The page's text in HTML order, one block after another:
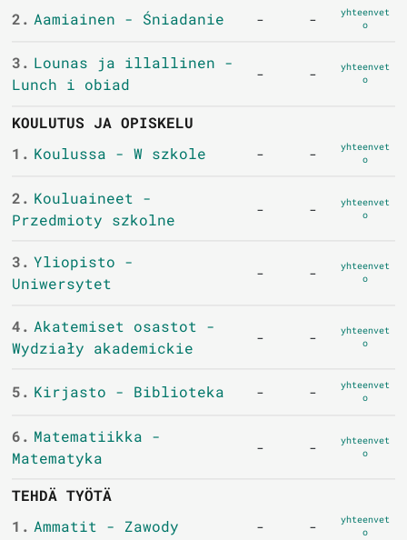
2. Aamiainen - Śniadanie - -
yhteenvet
o
3. Lounas ja illallinen -
Lunch i obiad
- -
yhteenvet
o
KOULUTUS JA OPISKELU
1. Koulussa - W szkole - -
yhteenvet
o
2. Kouluaineet -
Przedmioty szkolne
- -
yhteenvet
o
3. Yliopisto -
Uniwersytet
- -
yhteenvet
o
4. Akatemiset osastot -
Wydziały akademickie
- -
yhteenvet
o
5. Kirjasto - Biblioteka - -
yhteenvet
o
6. Matematiikka -
Matematyka
- -
yhteenvet
o
TEHDÄ TYÖTÄ
1. Ammatit - Zawody - -
yhteenvet
o